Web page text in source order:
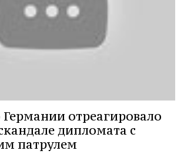
Германии отреагировало
дипломата с
патрулем